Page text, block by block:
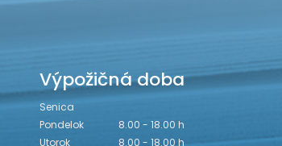
Výpožičná doba
Senica
Pondelok
8.00 - 18.00 h
Utorok
8.00 - 18.00 h